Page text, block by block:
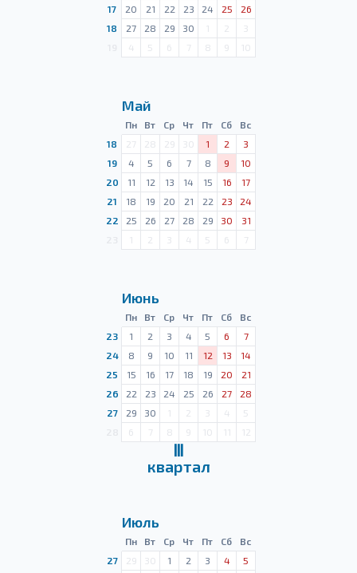
17
20 21 22 23 24 25
26
18
27 28 29 30 1 2
3
4 5 6 7 8 9 10
Май
Пн Вт Ср Чт Пт Сб
Вс
18
27 28 29 30 1 2
3
19
4 5 6 7 8 9
10
20
11 12 13 14 15 16
17
21
18 19 20 21 22 23
24
22
25 26 27 28 29 30
31
1 2 3 4 5 6 7
Июнь
Пн Вт Ср Чт Пт Сб
Вс
23
1 2 3 4 5 6
7
24
8 9 10 11 12 13
14
25
15 16 17 18 19 20
21
26
22 23 24 25 26 27
28
27
29 30 1 2 3 4
5
6 7 8 9 10 11 12
Ⅲ
квартал
Июль
Пн Вт Ср Чт Пт Сб
Вс
27
29 30 1 2 3 4
5